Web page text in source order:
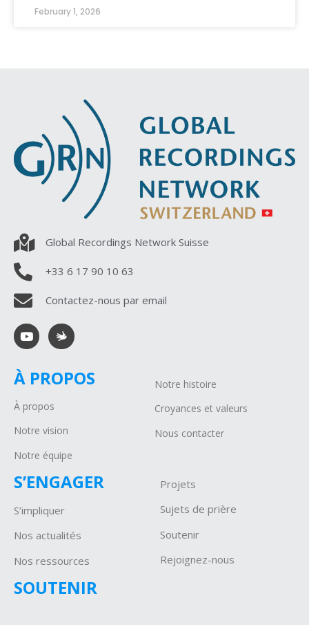
February 1, 2026
Global Recordings Network Suisse
+33 6 17 90 10 63
Contactez-nous par email
À PROPOS
À propos
Notre vision
Notre équipe
Notre histoire
Croyances et valeurs
Nous contacter
S’ENGAGER
S’impliquer
Nos actualités
Nos ressources
SOUTENIR
Projets
Sujets de prière
Soutenir
Rejoignez-nous